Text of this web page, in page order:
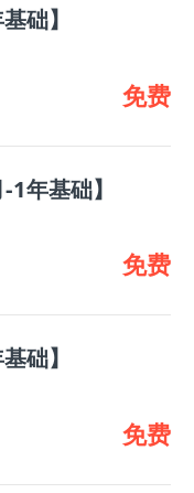
础】
免费
年基础】
免费
础】
免费